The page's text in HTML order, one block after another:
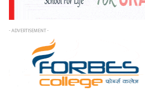
- ADVERTISEMENT -